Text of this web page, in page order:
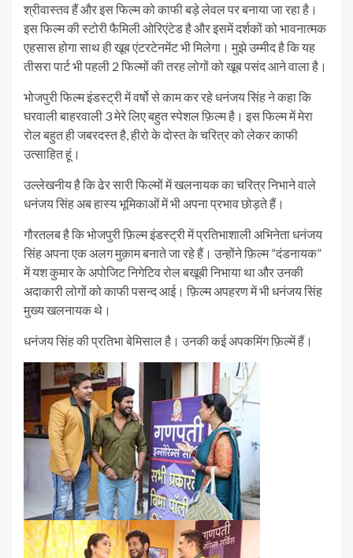
श्रीवास्तव हैं और इस फिल्म को काफी बड़े लेवल पर बनाया जा रहा है।
इस फिल्म की स्टोरी फैमिली ओरिएंटेड है और इसमें दर्शकों को भावनात्मक
एहसास होगा साथ ही खूब एंटरटेनमेंट भी मिलेगा। मुझे उम्मीद है कि यह
तीसरा पार्ट भी पहली 2 फिल्मों की तरह लोगों को खूब पसंद आने वाला है।
भोजपुरी फिल्म इंडस्ट्री में वर्षो से काम कर रहे धनंजय सिंह ने कहा कि
घरवाली बाहरवाली 3 मेरे लिए बहुत स्पेशल फ़िल्म है। इस फिल्म में मेरा
रोल बहुत ही जबरदस्त है, हीरो के दोस्त के चरित्र को लेकर काफी
उत्साहित हूं।
उल्लेखनीय है कि ढेर सारी फिल्मों में खलनायक का चरित्र निभाने वाले
धनंजय सिंह अब हास्य भूमिकाओं में भी अपना प्रभाव छोड़ते हैं।
गौरतलब है कि भोजपुरी फ़िल्म इंडस्ट्री में प्रतिभाशाली अभिनेता धनंजय
सिंह अपना एक अलग मुक़ाम बनाते जा रहे हैं। उन्होंने फ़िल्म “दंडनायक”
में यश कुमार के अपोजिट निगेटिव रोल बखूबी निभाया था और उनकी
अदाकारी लोगों को काफी पसन्द आई। फ़िल्म अपहरण में भी धनंजय सिंह
मुख्य खलनायक थे।
धनंजय सिंह की प्रतिभा बेमिसाल है। उनकी कई अपकमिंग फ़िल्में हैं।